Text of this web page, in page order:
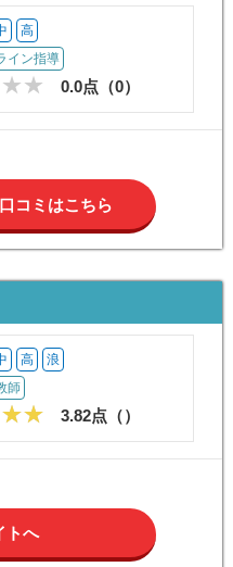
高
イン指導
0.0点（0）
コミはこちら
高 浪
師
3.82点（）
トへ